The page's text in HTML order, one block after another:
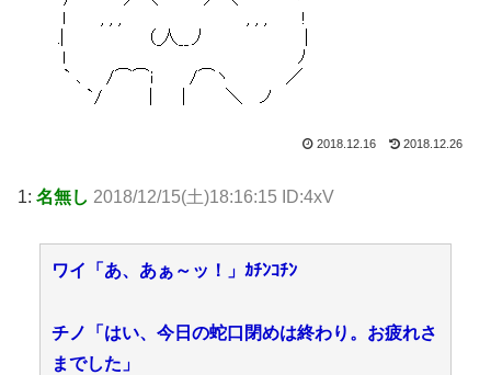
2018.12.16 2018.12.26
1: 名無し 2018/12/15(土)18:16:15 ID:4xV
ワイ「あ、あぁ～ッ！」ｶﾁﾝｺﾁﾝ
チノ「はい、今日の蛇口閉めは終わり。お疲れさ
までした」